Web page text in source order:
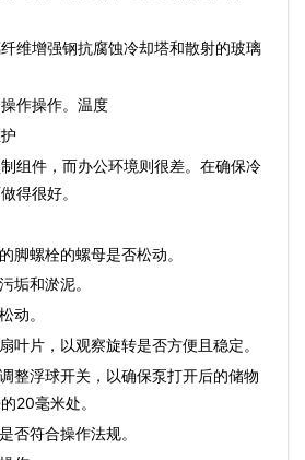
增​​强钢抗腐蚀冷却塔和散射的玻璃
作操作。温度
件，而办公环境则很差。在确保冷
得很好。
螺栓的螺母是否松动。
和淤泥。
。
，以观察旋转是否方便且稳定。
浮球开关，以确保泵打开后的储物
20毫米处。
符合操作法规。